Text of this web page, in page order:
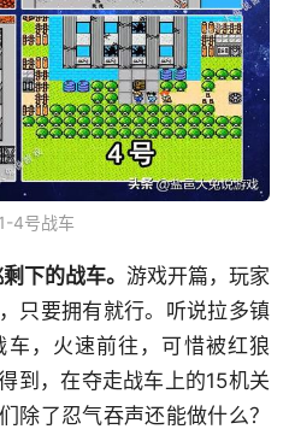
4号战车
下的战车。 游戏开篇，玩家
只要拥有就行。听说拉多镇
，火速前往，可惜被红狼
到，在夺走战车上的15机关
除了忍气吞声还能做什么？